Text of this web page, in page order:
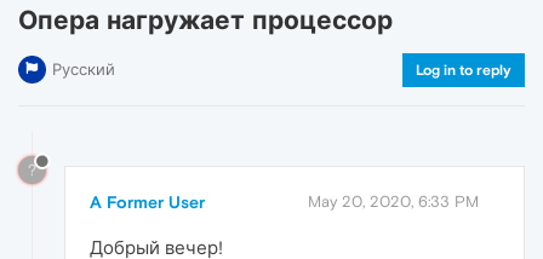
Опера нагружает процессор
Русский Log in to reply
?
A Former User May 20, 2020, 6:33 PM
Добрый вечер!